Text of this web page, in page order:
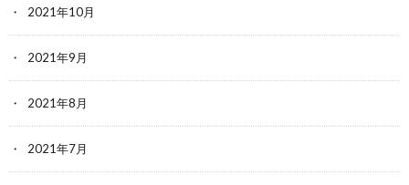
2021年10月
2021年9月
2021年8月
2021年7月